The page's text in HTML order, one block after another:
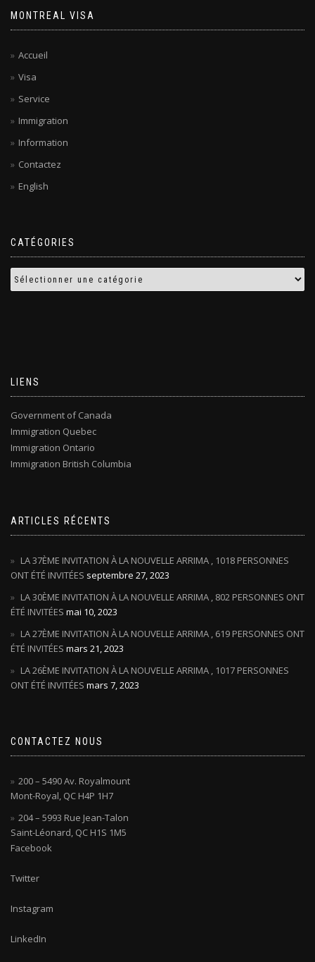
MONTREAL VISA
Accueil
Visa
Service
Immigration
Information
Contactez
English
CATÉGORIES
LIENS
Government of Canada
Immigration Quebec
Immigration Ontario
Immigration British Columbia
ARTICLES RÉCENTS
LA 37ÈME INVITATION À LA NOUVELLE ARRIMA , 1018 PERSONNES
ONT ÉTÉ INVITÉES septembre 27, 2023
LA 30ÈME INVITATION À LA NOUVELLE ARRIMA , 802 PERSONNES ONT
ÉTÉ INVITÉES mai 10, 2023
LA 27ÈME INVITATION À LA NOUVELLE ARRIMA , 619 PERSONNES ONT
ÉTÉ INVITÉES mars 21, 2023
LA 26ÈME INVITATION À LA NOUVELLE ARRIMA , 1017 PERSONNES
ONT ÉTÉ INVITÉES mars 7, 2023
CONTACTEZ NOUS
200 – 5490 Av. Royalmount
Mont-Royal, QC H4P 1H7
204 – 5993 Rue Jean-Talon
Saint-Léonard, QC H1S 1M5
Facebook
Twitter
Instagram
LinkedIn